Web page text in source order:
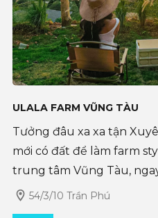
ULALA FARM VŨNG TÀU
Tưởng đâu xa xa tận
mới có đất để làm farm
trung tâm Vũng Tàu,
cũng có Ulala Farm mới
54/3/10 Trần Phú